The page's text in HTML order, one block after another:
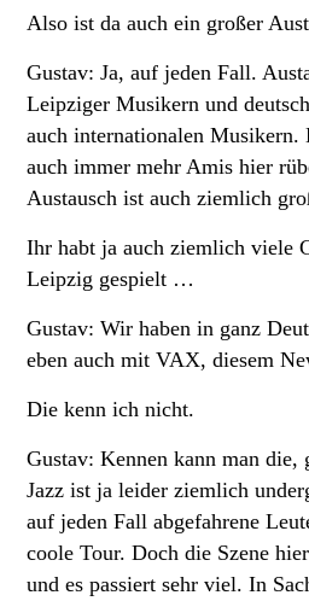
Also ist da auch ein großer
Gustav: Ja, auf jeden Fall.
Leipziger Musikern und
auch internationalen Musikern.
auch immer mehr Amis hier
Austausch ist auch ziemlich
Ihr habt ja auch ziemlich viele
Leipzig gespielt …
Gustav: Wir haben in ganz
eben auch mit VAX, diesem
Die kenn ich nicht.
Gustav: Kennen kann man die,
Jazz ist ja leider ziemlich
auf jeden Fall abgefahrene
coole Tour. Doch die Szene
und es passiert sehr viel. In